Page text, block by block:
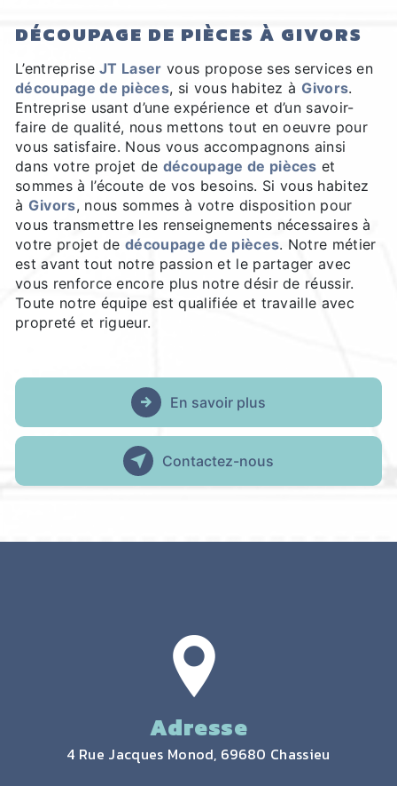
DÉCOUPAGE DE PIÈCES À GIVORS
L’entrepriseJT Laser vous propose ses services en
découpage de pièces, si vous habitez à Givors.
Entreprise usant d’une expérience et d’un savoir-
faire de qualité, nous mettons tout en oeuvre pour
vous satisfaire. Nous vous accompagnons ainsi
dans votre projet de découpage de pièces et
sommes à l’écoute de vos besoins. Si vous habitez
à Givors, nous sommes à votre disposition pour
vous transmettre les renseignements nécessaires à
votre projet dedécoupage de pièces. Notre métier
est avant tout notre passion et le partager avec
vous renforce encore plus notre désir de réussir.
Toute notre équipe est qualifiée et travaille avec
propreté et rigueur.
En savoir plus
Contactez-nous
Adresse
4 Rue Jacques Monod, 69680 Chassieu